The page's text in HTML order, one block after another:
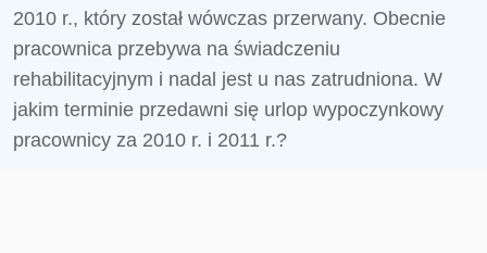
2010 r., który został wówczas przerwany. Obecnie
pracownica przebywa na świadczeniu
rehabilitacyjnym i nadal jest u nas zatrudniona. W
jakim terminie przedawni się urlop wypoczynkowy
pracownicy za 2010 r. i 2011 r.?